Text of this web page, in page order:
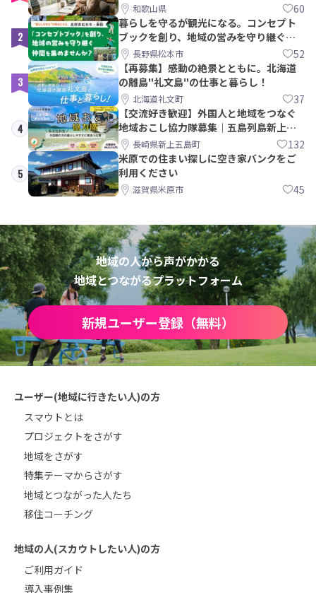
和歌山県 60
2
暮らしを守るが観光になる。コンセプト
ブックを創り、地域の営みを守り継ぐ仲
間を集めませんか？
長野県松本市 52
3
【再募集】感動の絶景とともに。北海道
の離島"礼文島"の仕事と暮らし！
北海道礼文町 37
4
【交流好き歓迎】外国人と地域をつなぐ
地域おこし協力隊募集｜五島列島新上五
島町長崎県新上五島町 132
5
米原での住まい探しに空き家バンクをご
利用ください
滋賀県米原市 45
地域の人から声がかかる
地域とつながるプラットフォーム
新規ユーザー登録（無料）
ユーザー(地域に行きたい人)の方
スマウトとは
プロジェクトをさがす
地域をさがす
特集テーマからさがす
地域とつながった人たち
移住コーチング
地域の人(スカウトしたい人)の方
ご利用ガイド
導入事例集